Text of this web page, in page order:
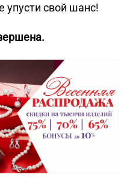
упусти свой шанс!